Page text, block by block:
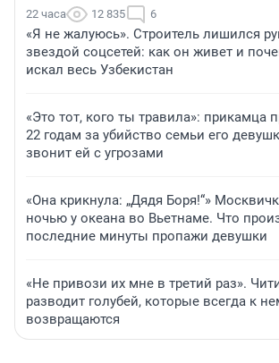
22 часа 12 835 6
«Я не жалуюсь». Строитель лишился
звездой соцсетей: как он живет и
искал весь Узбекистан
«Это тот, кого ты травила»: прикамца
22 годам за убийство семьи его
звонит ей с угрозами
«Она крикнула: „Дядя Боря!“»
ночью у океана во Вьетнаме. Что
последние минуты пропажи девушки
«Не привози их мне в третий раз».
разводит голубей, которые всегда к
возвращаются